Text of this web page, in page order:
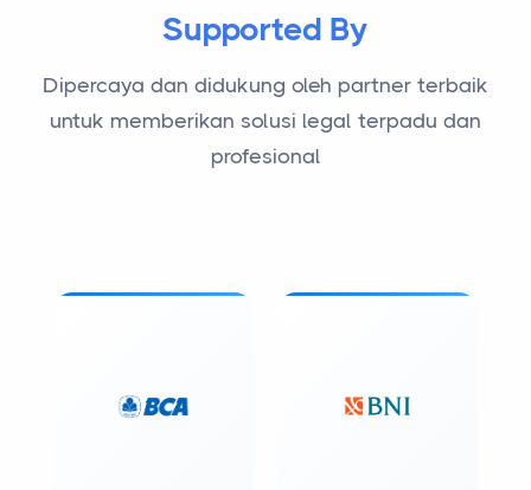
Dipercaya dan didukung oleh partner terbaik
untuk memberikan solusi legal terpadu dan
profesional